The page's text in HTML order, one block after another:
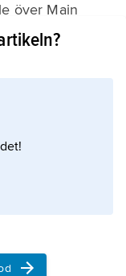
över Main
e.Kr. ett